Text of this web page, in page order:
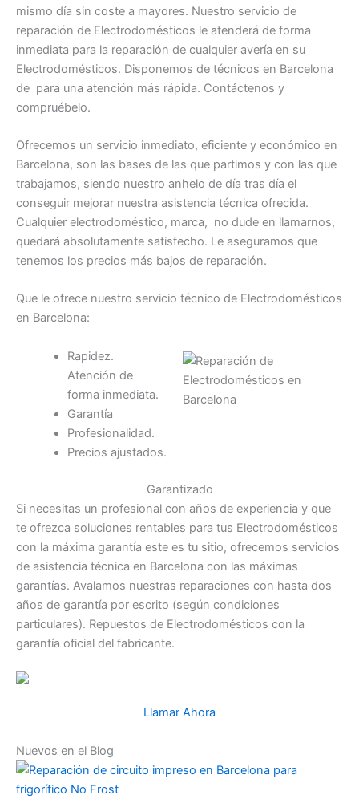
mismo día sin coste a mayores. Nuestro servicio de
reparación de Electrodomésticos le atenderá de forma
inmediata para la reparación de cualquier avería en su
Electrodomésticos. Disponemos de técnicos en Barcelona
de para una atención más rápida. Contáctenos y
compruébelo.
Ofrecemos un servicio inmediato, eficiente y económico en
Barcelona, son las bases de las que partimos y con las que
trabajamos, siendo nuestro anhelo de día tras día el
conseguir mejorar nuestra asistencia técnica ofrecida.
Cualquier electrodoméstico, marca, no dude en llamarnos,
quedará absolutamente satisfecho. Le aseguramos que
tenemos los precios más bajos de reparación.
Que le ofrece nuestro servicio técnico de Electrodomésticos
en Barcelona:
Rapidez.
Atención de
forma inmediata.
Garantía
Profesionalidad.
Precios ajustados.
Garantizado
Si necesitas un profesional con años de experiencia y que
te ofrezca soluciones rentables para tus Electrodomésticos
con la máxima garantía este es tu sitio, ofrecemos servicios
de asistencia técnica en Barcelona con las máximas
garantías. Avalamos nuestras reparaciones con hasta dos
años de garantía por escrito (según condiciones
particulares). Repuestos de Electrodomésticos con la
garantía oficial del fabricante.
Llamar Ahora
Nuevos en el Blog